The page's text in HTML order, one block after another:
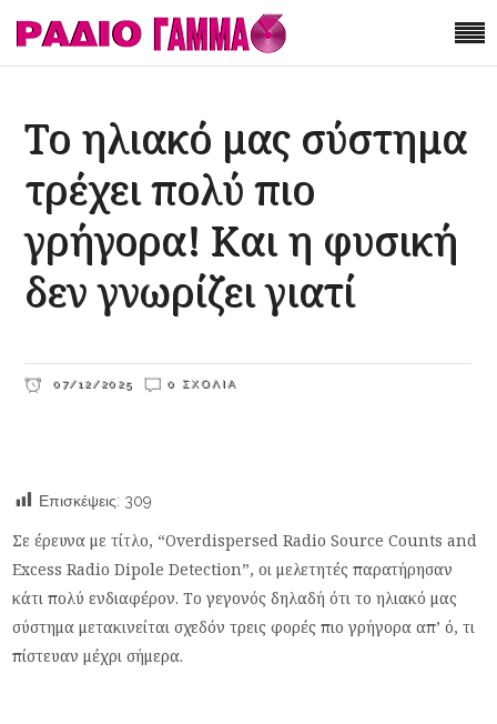
Το ηλιακό μας σύστημα
τρέχει πολύ πιο
γρήγορα! Και η φυσική
δεν γνωρίζει γιατί
07/12/2025 0 ΣΧΌΛΙΑ
Επισκέψεις: 309
Σε έρευνα με τίτλο, “Overdispersed Radio Source Counts and
Excess Radio Dipole Detection”, οι μελετητές παρατήρησαν
κάτι πολύ ενδιαφέρον. Το γεγονός δηλαδή ότι το ηλιακό μας
σύστημα μετακινείται σχεδόν τρεις φορές πιο γρήγορα απ’ ό, τι
πίστευαν μέχρι σήμερα.